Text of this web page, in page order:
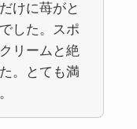
けに苺がと
した。スポ
リームと絶
。とても満